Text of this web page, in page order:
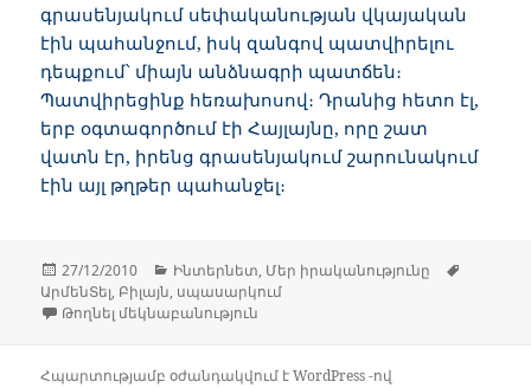
գրասենյակում սեփականության վկայական
էին պահանջում, իսկ զանգով պատվիրելու
դեպքում՝ միայն անձնագրի պատճեն։
Պատվիրեցինք հեռախոսով։ Դրանից հետո էլ,
երբ օգտագործում էի Հայլայնը, որը շատ
վատն էր, իրենց գրասենյակում շարունակում
էին այլ թղթեր պահանջել։
Հրատարակված՝
27/12/2010 Կարգեր
Ինտերնետ, Մեր իրականությունը
ԱրմենՏել, Բիլայն, սպասարկում
Թողնել մեկնաբանություն
Հպարտությամբ օժանդակվում է WordPress -ով